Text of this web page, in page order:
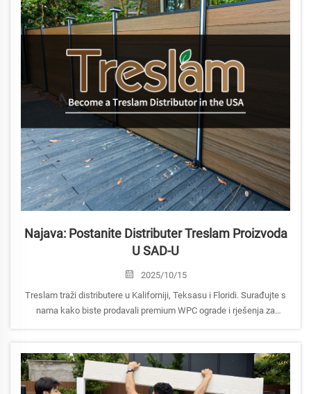
Najava: Postanite Distributer Treslam Proizvoda
U SAD-U
2025/10/15
Treslam traži distributere u Kaliforniji, Teksasu i Floridi. Surađujte s
nama kako biste prodavali premium WPC ograde i rješenja za